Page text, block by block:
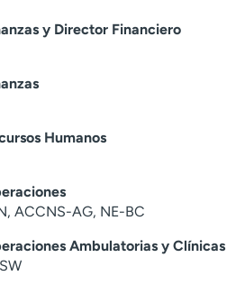
y Director Financiero
Humanos
ACCNS-AG, NE-BC
Ambulatorias y Clínicas